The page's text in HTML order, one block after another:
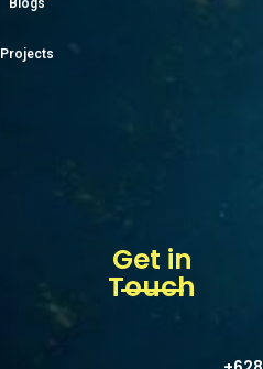
Blogs
Projects
Get in
Touch